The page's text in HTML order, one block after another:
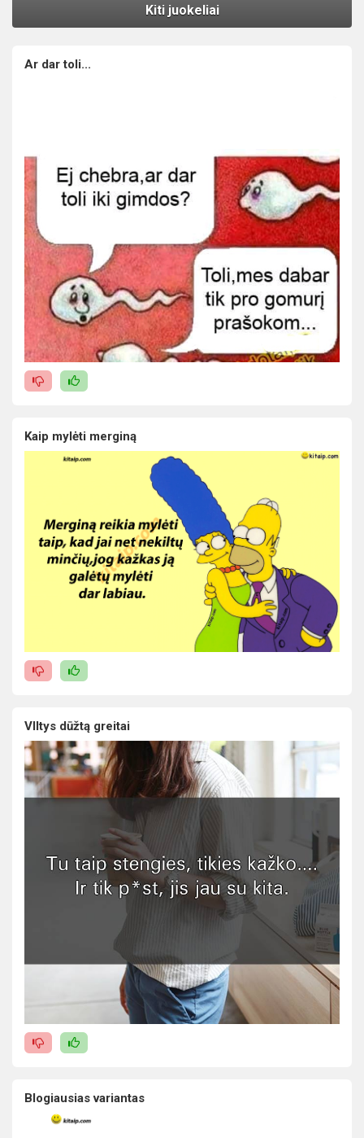
Kiti juokeliai
Ar dar toli...
Kaip mylėti merginą
VIltys dūžtą greitai
Blogiausias variantas